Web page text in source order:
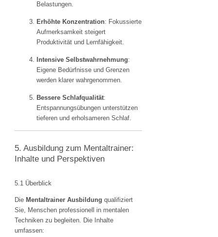
Belastungen.
Erhöhte Konzentration: Fokussierte
Aufmerksamkeit steigert
Produktivität und Lernfähigkeit.
Intensive Selbstwahrnehmung:
Eigene Bedürfnisse und Grenzen
werden klarer wahrgenommen.
Bessere Schlafqualität:
Entspannungsübungen unterstützen
tieferen und erholsameren Schlaf.
5. Ausbildung zum Mentaltrainer:
Inhalte und Perspektiven
5.1 Überblick
Die Mentaltrainer Ausbildung qualifiziert
Sie, Menschen professionell in mentalen
Techniken zu begleiten. Die Inhalte
umfassen: